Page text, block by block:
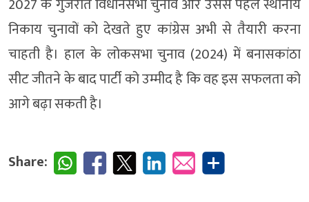
2027 के गुजरात विधानसभा चुनाव और उससे पहले स्थानीय
निकाय चुनावों को देखते हुए कांग्रेस अभी से तैयारी करना
चाहती है। हाल के लोकसभा चुनाव (2024) में बनासकांठा
सीट जीतने के बाद पार्टी को उम्मीद है कि वह इस सफलता को
आगे बढ़ा सकती है।
Share: